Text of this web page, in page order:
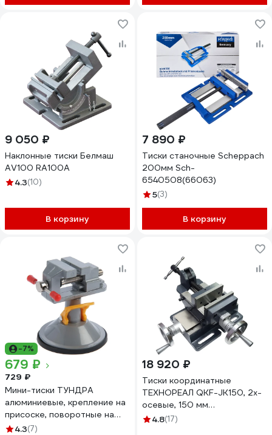
9 050 ₽
Наклонные тиски Белмаш
AV100 RA100A
4.3(10)
В корзину
7 890 ₽
Тиски станочные Scheppach
200мм Sch-
6540508(66063)
5(3)
В корзину
-7%
679 ₽
729 ₽
Мини-тиски ТУНДРА
алюминиевые, крепление на
присоске, поворотные на
180, 35 мм 7003027
4.3(7)
18 920 ₽
Тиски координатные
ТЕХНОРЕАЛ QKF-JK150, 2х-
осевые, 150 мм
МА320300722
4.8(17)